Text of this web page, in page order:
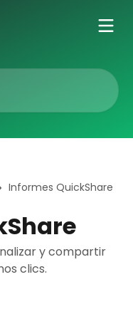
Informes QuickShare
y compartir
clics.